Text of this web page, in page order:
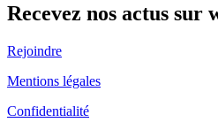
Recevez nos actus sur
Rejoindre
Mentions légales
Confidentialité